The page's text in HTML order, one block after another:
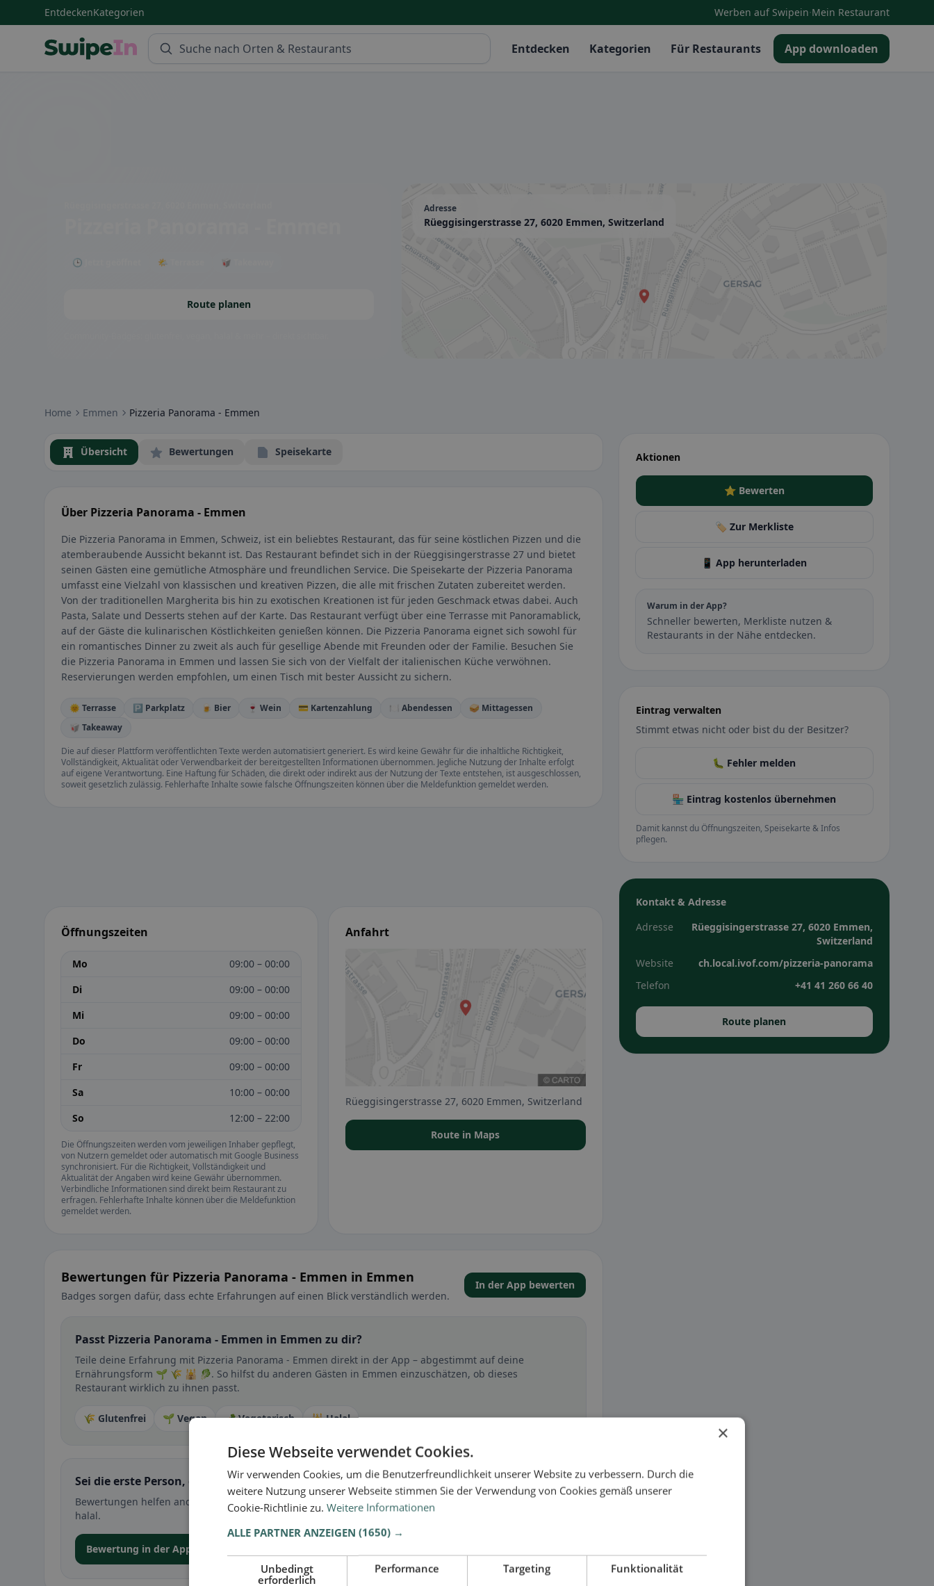
EntdeckenKategorien Werben auf Swipein·Mein Restaurant
Entdecken Kategorien Für Restaurants App downloaden
🕒 Jetzt geöffnet 🌤 Terrasse 🥡 Takeaway
Route planen
Adresse
Rüeggisingerstrasse 27, 6020 Emmen, Switzerland
Home Emmen Pizzeria Panorama - Emmen
Übersicht Bewertungen Speisekarte
Über Pizzeria Panorama - Emmen
Die Pizzeria Panorama in Emmen, Schweiz, ist ein beliebtes Restaurant, das für seine köstlichen Pizzen und die
atemberaubende Aussicht bekannt ist. Das Restaurant befindet sich in der Rüeggisingerstrasse 27 und bietet
seinen Gästen eine gemütliche Atmosphäre und freundlichen Service. Die Speisekarte der Pizzeria Panorama
umfasst eine Vielzahl von klassischen und kreativen Pizzen, die alle mit frischen Zutaten zubereitet werden.
Von der traditionellen Margherita bis hin zu exotischen Kreationen ist für jeden Geschmack etwas dabei. Auch
Pasta, Salate und Desserts stehen auf der Karte. Das Restaurant verfügt über eine Terrasse mit Panoramablick,
auf der Gäste die kulinarischen Köstlichkeiten genießen können. Die Pizzeria Panorama eignet sich sowohl für
ein romantisches Dinner zu zweit als auch für gesellige Abende mit Freunden oder der Familie. Besuchen Sie
die Pizzeria Panorama in Emmen und lassen Sie sich von der Vielfalt der italienischen Küche verwöhnen.
Reservierungen werden empfohlen, um einen Tisch mit bester Aussicht zu sichern.
🌞 Terrasse 🅿️ Parkplatz 🍺 Bier 🍷 Wein 💳 Kartenzahlung 🍽️ Abendessen
🥪 Mittagessen
🥡 Takeaway
Die auf dieser Plattform veröffentlichten Texte werden automatisiert generiert. Es wird keine Gewähr für die inhaltliche Richtigkeit,
Vollständigkeit, Aktualität oder Verwendbarkeit der bereitgestellten Informationen übernommen. Jegliche Nutzung der Inhalte erfolgt
auf eigene Verantwortung. Eine Haftung für Schäden, die direkt oder indirekt aus der Nutzung der Texte entstehen, ist ausgeschlossen,
soweit gesetzlich zulässig. Fehlerhafte Inhalte sowie falsche Öffnungszeiten können über die Meldefunktion gemeldet werden.
Öffnungszeiten
Mo
09:00 – 00:00
Di
09:00 – 00:00
Mi
09:00 – 00:00
Do
09:00 – 00:00
Fr
09:00 – 00:00
Sa
10:00 – 00:00
So
12:00 – 22:00
Die Öffnungszeiten werden vom jeweiligen Inhaber gepflegt,
von Nutzern gemeldet oder automatisch mit Google Business
synchronisiert. Für die Richtigkeit, Vollständigkeit und
Aktualität der Angaben wird keine Gewähr übernommen.
Verbindliche Informationen sind direkt beim Restaurant zu
erfragen. Fehlerhafte Inhalte können über die Meldefunktion
gemeldet werden.
Anfahrt
Rüeggisingerstrasse 27, 6020 Emmen, Switzerland
Route in Maps
Bewertungen für Pizzeria Panorama - Emmen in Emmen
Badges sorgen dafür, dass echte Erfahrungen auf einen Blick verständlich werden.
In der App bewerten
Passt Pizzeria Panorama - Emmen in Emmen zu dir?
Teile deine Erfahrung mit Pizzeria Panorama - Emmen direkt in der App – abgestimmt auf deine
Ernährungsform 🌱 🌾 🕌 🥬. So hilfst du anderen Gästen in Emmen einzuschätzen, ob dieses
Restaurant wirklich zu ihnen passt.
🌾 Glutenfrei 🌱 Vegan 🥕 Vegetarisch 🕌 Halal
Sei die erste Person, die ihre Erfahrung teilt
Bewertungen helfen anderen bei der Entscheidung – besonders bei glutenfrei, vegan, vegetarisch oder
halal.
Bewertung in der App abgeben
Aktionen
⭐ Bewerten
🏷️ Zur Merkliste
📱 App herunterladen
Warum in der App?
Schneller bewerten, Merkliste nutzen &
Restaurants in der Nähe entdecken.
Eintrag verwalten
Stimmt etwas nicht oder bist du der Besitzer?
🐛 Fehler melden
🏪 Eintrag kostenlos übernehmen
Damit kannst du Öffnungszeiten, Speisekarte & Infos
pflegen.
Kontakt & Adresse
Adresse
Rüeggisingerstrasse 27, 6020 Emmen,
Switzerland
Website
ch.local.ivof.com/pizzeria-panorama
Telefon
+41 41 260 66 40
Route planen
×
Diese Webseite verwendet Cookies.
Wir verwenden Cookies, um die Benutzerfreundlichkeit unserer Website zu verbessern. Durch die
weitere Nutzung unserer Webseite stimmen Sie der Verwendung von Cookies gemäß unserer
Cookie-Richtlinie zu. Weitere Informationen
ALLE PARTNER ANZEIGEN (1650) →
Unbedingt
erforderlich
Performance Targeting Funktionalität